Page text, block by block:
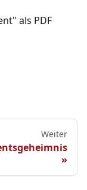
als PDF
Weiter